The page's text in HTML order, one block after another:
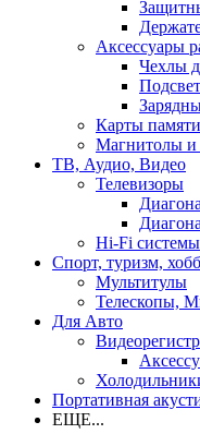
Аксессуары
Чехлы
Карты памяти
Магнитолы и
ТВ, Аудио, Видео
Телевизоры
Hi-Fi системы
Спорт, туризм,
Мультитулы
Телескопы,
Для Авто
Портативная
ЕЩЕ...